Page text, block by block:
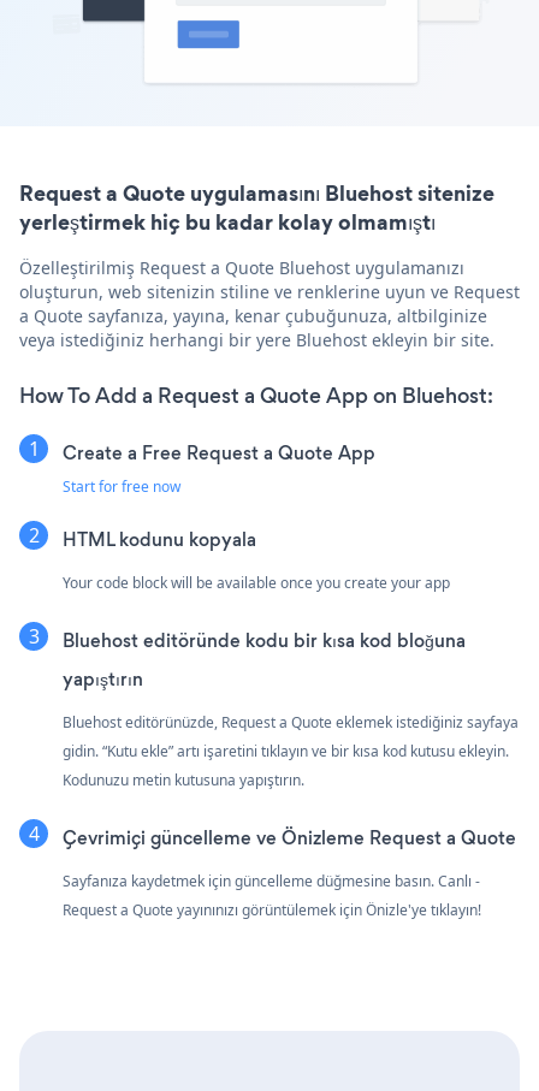
Request a Quote uygulamasını Bluehost sitenize
yerleştirmek hiç bu kadar kolay olmamıştı
Özelleştirilmiş Request a Quote Bluehost uygulamanızı
oluşturun, web sitenizin stiline ve renklerine uyun ve Request
a Quote sayfanıza, yayına, kenar çubuğunuza, altbilginize
veya istediğiniz herhangi bir yere Bluehost ekleyin bir site.
How To Add a Request a Quote App on Bluehost:
Create a Free Request a Quote App
Start for free now
HTML kodunu kopyala
Your code block will be available once you create your app
Bluehost editöründe kodu bir kısa kod bloğuna
yapıştırın
Bluehost editörünüzde, Request a Quote eklemek istediğiniz sayfaya
gidin. “Kutu ekle” artı işaretini tıklayın ve bir kısa kod kutusu ekleyin.
Kodunuzu metin kutusuna yapıştırın.
Çevrimiçi güncelleme ve Önizleme Request a Quote
Sayfanıza kaydetmek için güncelleme düğmesine basın. Canlı -
Request a Quote yayınınızı görüntülemek için Önizle'ye tıklayın!